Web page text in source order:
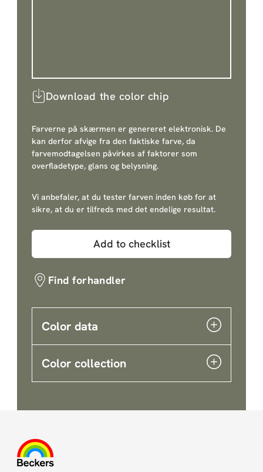
Download the color chip
Farverne på skærmen er genereret elektronisk. De
kan derfor afvige fra den faktiske farve, da
farvemodtagelsen påvirkes af faktorer som
overfladetype, glans og belysning.
Vi anbefaler, at du tester farven inden køb for at
sikre, at du er tilfreds med det endelige resultat.
Add to checklist
Find forhandler
Color data
Color collection